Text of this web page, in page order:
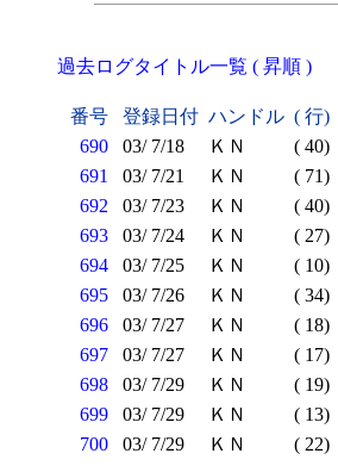
過去ログタイトル一覧 ( 昇順 )
番号 登録日付 ハンドル ( 行)
690
03/ 7/18 ＫＮ ( 40)
691
03/ 7/21 ＫＮ ( 71)
692
03/ 7/23 ＫＮ ( 40)
693
03/ 7/24 ＫＮ ( 27)
694
03/ 7/25 ＫＮ ( 10)
695
03/ 7/26 ＫＮ ( 34)
696
03/ 7/27 ＫＮ ( 18)
697
03/ 7/27 ＫＮ ( 17)
698
03/ 7/29 ＫＮ ( 19)
699
03/ 7/29 ＫＮ ( 13)
700
03/ 7/29 ＫＮ ( 22)